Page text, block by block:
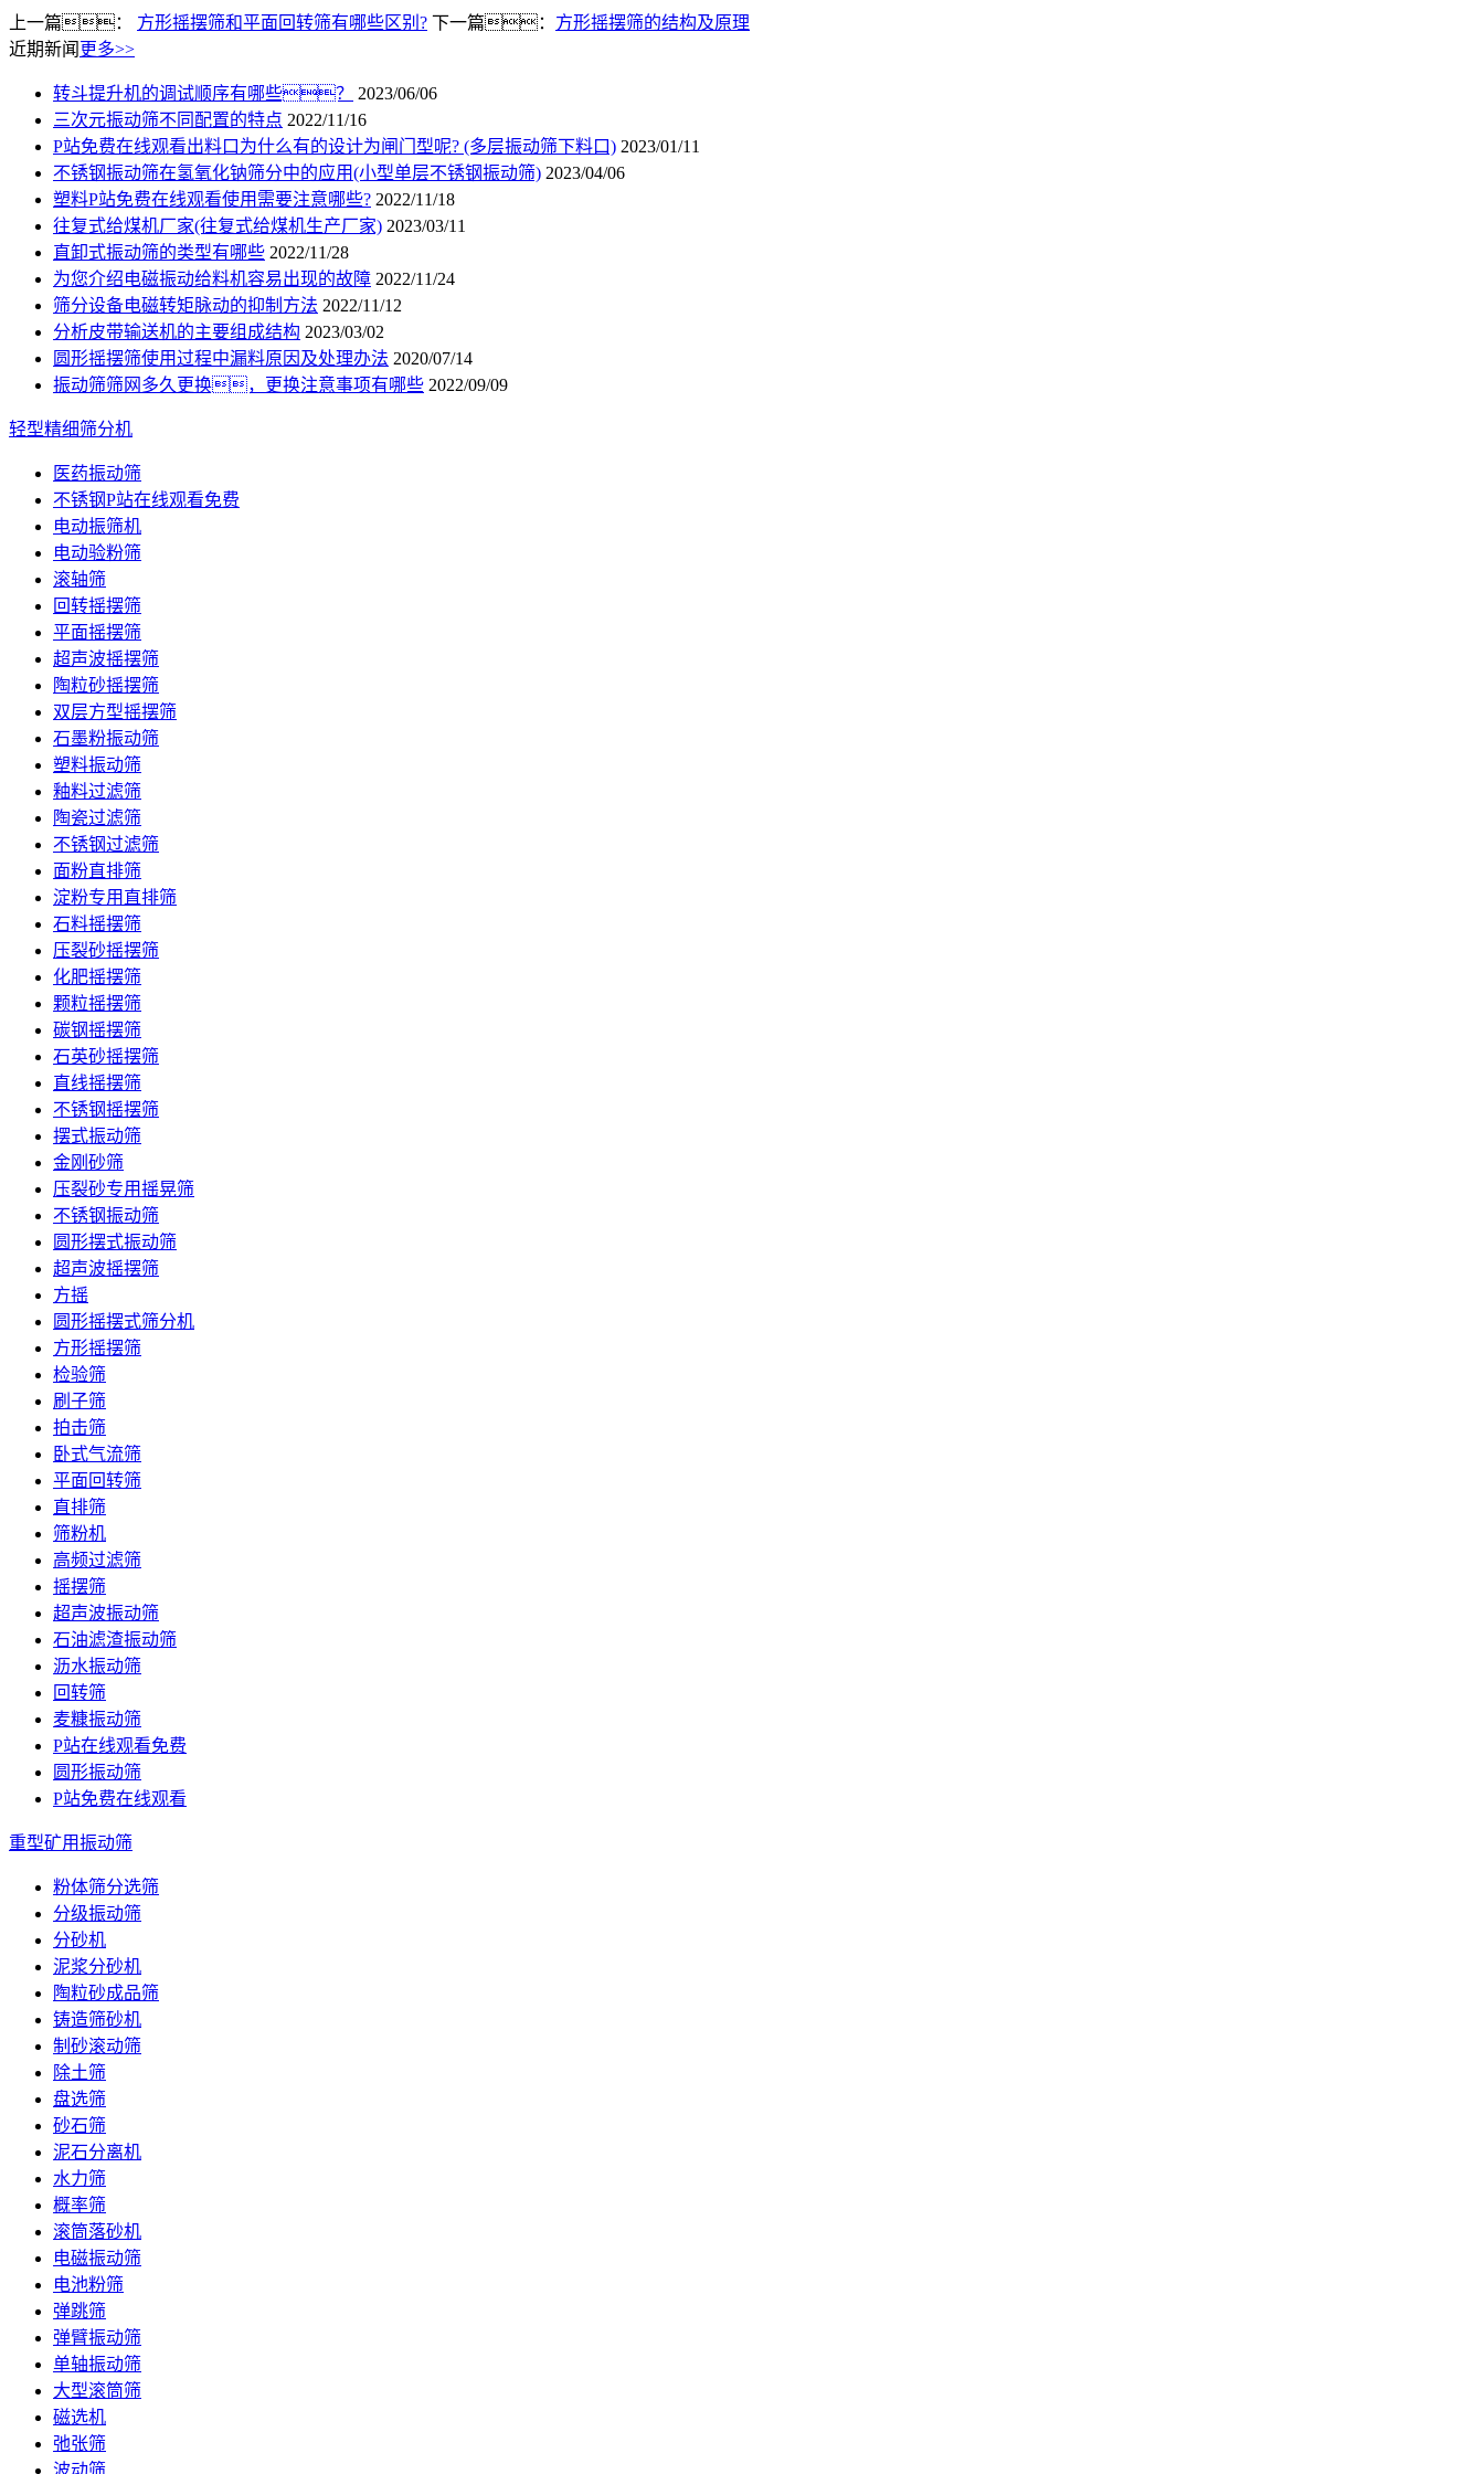
上一篇： 方形摇摆筛和平面回转筛有哪些区别? 下一篇： 方形摇摆筛的结构及原理
近期新闻 更多>>
转斗提升机的调试顺序有哪些？
2023/06/06
三次元振动筛不同配置的特点 2022/11/16
P站免费在线观看出料口为什么有的设计为闸门型呢? (多层振动筛下料口) 2023/01/11
不锈钢振动筛在氢氧化钠筛分中的应用(小型单层不锈钢振动筛) 2023/04/06
塑料P站免费在线观看使用需要注意哪些? 2022/11/18
往复式给煤机厂家(往复式给煤机生产厂家) 2023/03/11
直卸式振动筛的类型有哪些 2022/11/28
为您介绍电磁振动给料机容易出现的故障 2022/11/24
筛分设备电磁转矩脉动的抑制方法 2022/11/12
分析皮带输送机的主要组成结构 2023/03/02
圆形摇摆筛使用过程中漏料原因及处理办法 2020/07/14
振动筛筛网多久更换，更换注意事项有哪些 2022/09/09
轻型精细筛分机
医药振动筛
不锈钢P站在线观看免费
电动振筛机
电动验粉筛
滚轴筛
回转摇摆筛
平面摇摆筛
超声波摇摆筛
陶粒砂摇摆筛
双层方型摇摆筛
石墨粉振动筛
塑料振动筛
釉料过滤筛
陶瓷过滤筛
不锈钢过滤筛
面粉直排筛
淀粉专用直排筛
石料摇摆筛
压裂砂摇摆筛
化肥摇摆筛
颗粒摇摆筛
碳钢摇摆筛
石英砂摇摆筛
直线摇摆筛
不锈钢摇摆筛
摆式振动筛
金刚砂筛
压裂砂专用摇晃筛
不锈钢振动筛
圆形摆式振动筛
超声波摇摆筛
方摇
圆形摇摆式筛分机
方形摇摆筛
检验筛
刷子筛
拍击筛
卧式气流筛
平面回转筛
直排筛
筛粉机
高频过滤筛
摇摆筛
超声波振动筛
石油滤渣振动筛
沥水振动筛
回转筛
麦糠振动筛
P站在线观看免费
圆形振动筛
P站免费在线观看
重型矿用振动筛
粉体筛分选筛
分级振动筛
分砂机
泥浆分砂机
陶粒砂成品筛
铸造筛砂机
制砂滚动筛
除土筛
盘选筛
砂石筛
泥石分离机
水力筛
概率筛
滚筒落砂机
电磁振动筛
电池粉筛
弹跳筛
弹臂振动筛
单轴振动筛
大型滚筒筛
磁选机
弛张筛
波动筛